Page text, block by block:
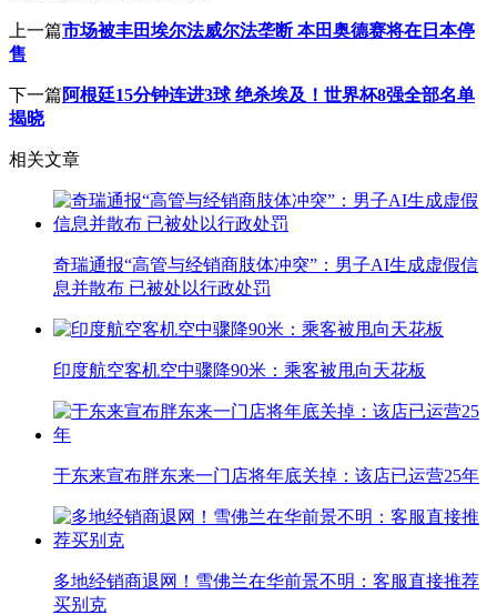
上一篇市场被丰田埃尔法威尔法垄断 本田奥德赛将在日本停
售
下一篇阿根廷15分钟连进3球 绝杀埃及！世界杯8强全部名单
揭晓
相关文章
奇瑞通报“高管与经销商肢体冲突”：男子AI生成虚假信
息并散布 已被处以行政处罚
印度航空客机空中骤降90米：乘客被甩向天花板
于东来宣布胖东来一门店将年底关掉：该店已运营25年
多地经销商退网！雪佛兰在华前景不明：客服直接推荐
买别克